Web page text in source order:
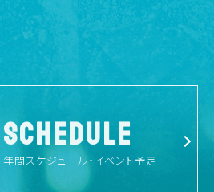
SCHEDULE
年間スケジュール・イベント予定